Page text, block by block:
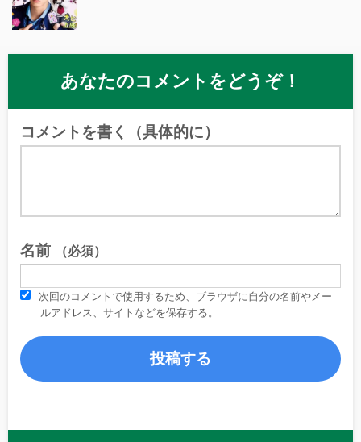
あなたのコメントをどうぞ！
コメントを書く（具体的に）
名前 （必須）
次回のコメントで使用するため、ブラウザに自分の名前やメー
ルアドレス、サイトなどを保存する。